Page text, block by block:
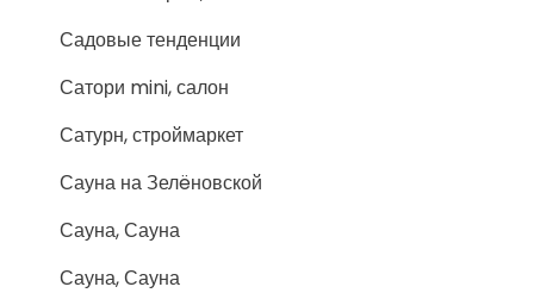
Садовые тенденции
Сатори mini, салон
Сатурн, строймаркет
Сауна на Зелëновской
Сауна, Сауна
Сауна, Сауна